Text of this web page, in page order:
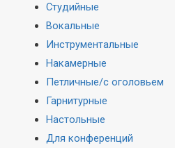
Студийные
Вокальные
Инструментальные
Накамерные
Петличные/с оголовьем
Гарнитурные
Настольные
Для конференций